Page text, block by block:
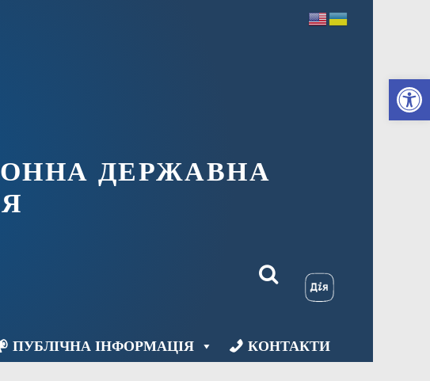
ДЕРЖАВНА
ПУБЛІЧНА ІНФОРМАЦІЯ КОНТАКТИ